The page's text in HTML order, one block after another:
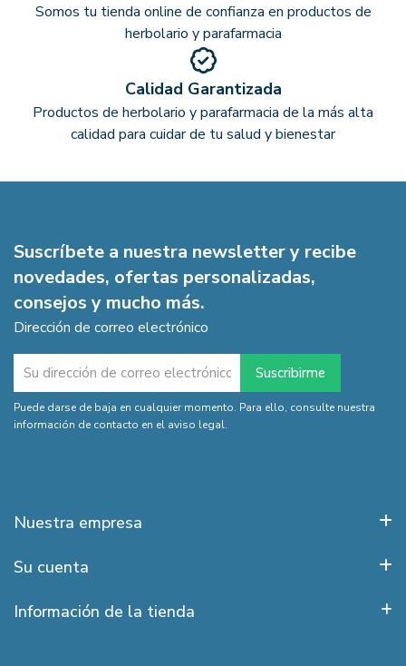
Somos tu tienda online de confianza en productos de
herbolario y parafarmacia
Calidad Garantizada
Productos de herbolario y parafarmacia de la más alta
calidad para cuidar de tu salud y bienestar
Suscríbete a nuestra newsletter y recibe
novedades, ofertas personalizadas,
consejos y mucho más.
Dirección de correo electrónico
Puede darse de baja en cualquier momento. Para ello, consulte nuestra
información de contacto en el aviso legal.
Nuestra empresa
Su cuenta
Información de la tienda